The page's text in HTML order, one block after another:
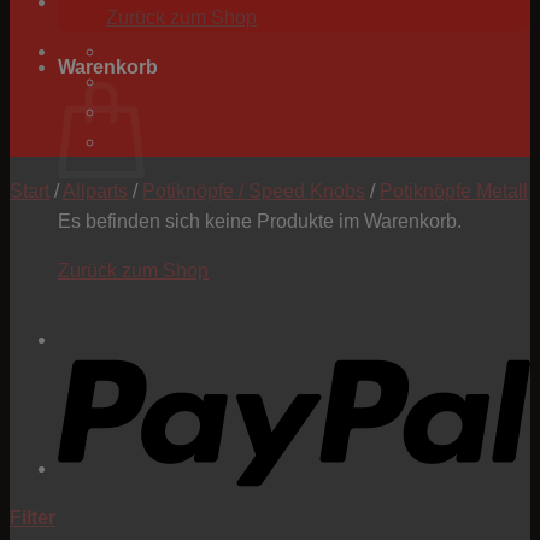
Zurück zum Shop
Warenkorb
Es befinden sich keine Produkte im Warenkorb.
Zurück zum Shop
Start / Allparts / Potiknöpfe / Speed Knobs / Potiknöpfe Metall
Filter